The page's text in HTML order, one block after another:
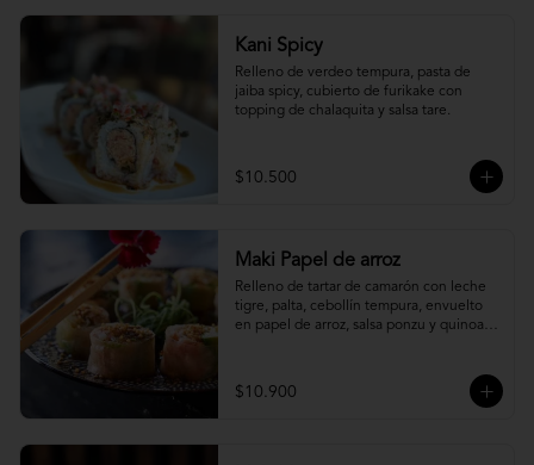
Kani Spicy
Relleno de verdeo tempura, pasta de
jaiba spicy, cubierto de furikake con
topping de chalaquita y salsa tare.
$10.500
Maki Papel de arroz
Relleno de tartar de camarón con leche
tigre, palta, cebollín tempura, envuelto
en papel de arroz, salsa ponzu y quinoa
$10.900